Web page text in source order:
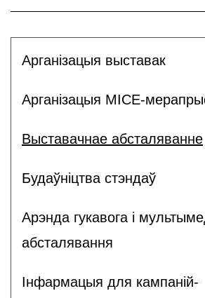
Арганізацыя выставак
Арганізацыя MICE-
Выставачнае абсталяванне
Будаўніцтва стэндаў
Арэнда гукавога і
абсталявання
Інфармацыя для кампаній-